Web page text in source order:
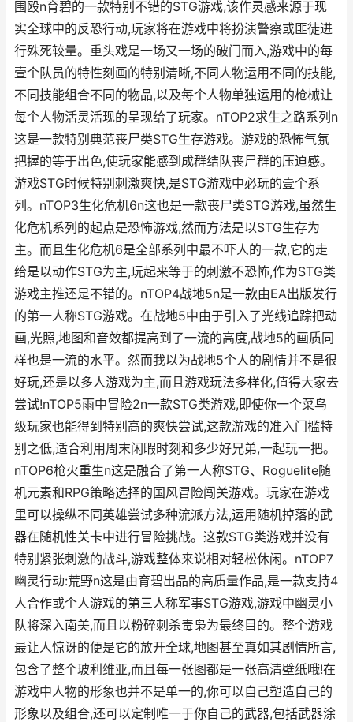
围殴n育碧的一款特别不错的STG游戏,该作灵感来源于现
实全球中的反恐行动,玩家将在游戏中将扮演警察或匪徒进
行殊死较量。重头戏是一场又一场的破门而入,游戏中的每
壹个队员的特性刻画的特别清晰,不同人物运用不同的技能,
不同技能组合不同的物品,以及每个人物单独运用的枪械让
每个人物活灵活现的呈现给了玩家。nTOP2求生之路系列n
这是一款特别典范丧尸类STG生存游戏。游戏的恐怖气氛
把握的等于出色,使玩家能感到成群结队丧尸群的压迫感。
游戏STG时候特别刺激爽快,是STG游戏中必玩的壹个系
列。nTOP3生化危机6n这也是一款丧尸类STG游戏,虽然生
化危机系列的起点是恐怖游戏,然而方法是以STG生存为
主。而且生化危机6是全部系列中最不吓人的一款,它的走
给是以动作STG为主,玩起来等于的刺激不恐怖,作为STG类
游戏主推还是不错的。nTOP4战地5n是一款由EA出版发行
的第一人称STG游戏。在战地5中由于引入了光线追踪把动
画,光照,地图和音效都提高到了一流的高度,战地5的画质同
样也是一流的水平。然而我以为战地5个人的剧情并不是很
好玩,还是以多人游戏为主,而且游戏玩法多样化,值得大家去
尝试!nTOP5雨中冒险2n一款STG类游戏,即使你一个菜鸟
级玩家也能得到特别高的爽快尝试,这款游戏的准入门槛特
别之低,适合利用周末闲暇时刻和多少好兄弟,一起玩一把。
nTOP6枪火重生n这是融合了第一人称STG、Roguelite随
机元素和RPG策略选择的国风冒险闯关游戏。玩家在游戏
里可以操纵不同英雄尝试多种流派方法,运用随机掉落的武
器在随机性关卡中进行冒险挑战。这款STG类游戏并没有
特别紧张刺激的战斗,游戏整体来说相对轻松休闲。nTOP7
幽灵行动:荒野n这是由育碧出品的高质量作品,是一款支持4
人合作或个人游戏的第三人称军事STG游戏,游戏中幽灵小
队将深入南美,而且以粉碎刺杀毒枭为最终目的。整个游戏
最让人惊讶的便是它的放开全球,地图甚至真如其剧情所言,
包含了整个玻利维亚,而且每一张图都是一张高清壁纸哦!在
游戏中人物的形象也并不是单一的,你可以自己塑造自己的
形象以及组合,还可以定制唯一于你自己的武器,包括武器涂